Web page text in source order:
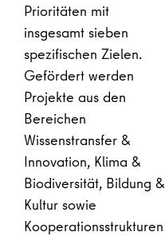
Prioritäten mit
insgesamt sieben
spezifischen Zielen.
Gefördert werden
Projekte aus den
Bereichen
Wissenstransfer &
Innovation, Klima &
Biodiversität, Bildung &
Kultur sowie
Kooperationsstrukturen